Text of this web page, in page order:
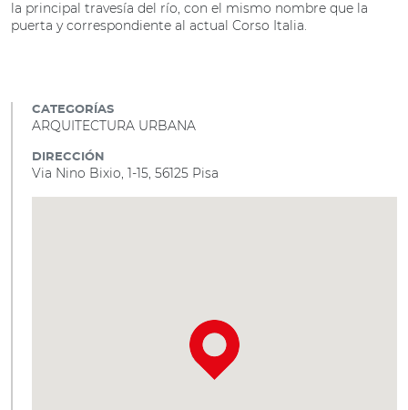
la principal travesía del río, con el mismo nombre que la
puerta y correspondiente al actual Corso Italia.
CATEGORÍAS
ARQUITECTURA URBANA
DIRECCIÓN
Via Nino Bixio, 1-15, 56125 Pisa